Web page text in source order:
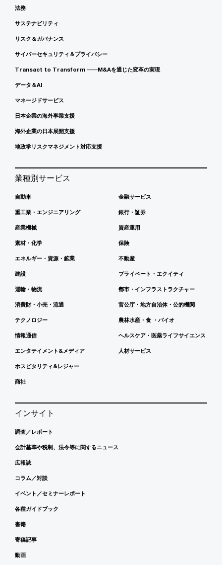
法務
サステナビリティ
リスク＆ガバナンス
サイバーセキュリティ＆プライバシー
Transact to Transform ――M&Aを通じた変革の実現
データ＆AI
マネージドサービス
日本企業の海外事業支援
海外企業の日本展開支援
地政学リスクマネジメント対応支援
業種別サービス
自動車
重工業・エンジニアリング
産業機械
素材・化学
エネルギー・資源・鉱業
建設
運輸・物流
消費財・小売・流通
テクノロジー
情報通信
エンタテイメント&メディア
ホスピタリティ&レジャー
商社
金融サービス
銀行・証券
資産運用
保険
不動産
プライベート・エクイティ
都市・インフラストラクチャー
官公庁・地方自治体・公的機関
農林水産・食 ・バイオ
ヘルスケア・医薬ライフサイエンス
人材サービス
インサイト
調査／レポート
会計基準や税制、法令等に関するニュース
広報誌
コラム／対談
イベント／セミナーレポート
各種ガイドブック
書籍
寄稿記事
動画